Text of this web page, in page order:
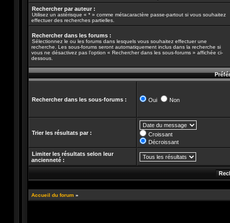
Rechercher par auteur :
Utilisez un astérisque « * » comme métacaractère passe-partout si vous souhaitez
effectuer des recherches partielles.
Rechercher dans les forums :
Sélectionnez le ou les forums dans lesquels vous souhaitez effectuer une
recherche. Les sous-forums seront automatiquement inclus dans la recherche si
vous ne désactivez pas l’option « Rechercher dans les sous-forums » affichée ci-
dessous.
Rechercher dans les sous-forums : Oui Non
Trier les résultats par :
Croissant
Décroissant
Limiter les résultats selon leur
ancienneté :
Accueil du forum »